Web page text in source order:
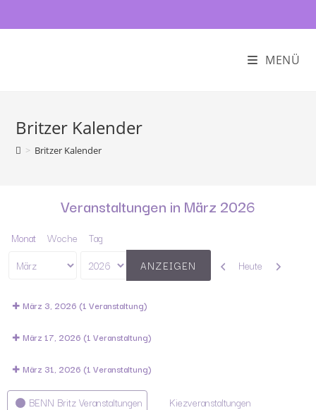
MENÜ
Britzer Kalender
> Britzer Kalender
Veranstaltungen in März 2026
Monat Woche Tag
Monat
Jahr
Zurück
Heute Weiter
März 3, 2026 (1 Veranstaltung)
März 17, 2026 (1 Veranstaltung)
März 31, 2026 (1 Veranstaltung)
Kategorien
BENN Britz Veranstaltungen
Kiezveranstaltungen